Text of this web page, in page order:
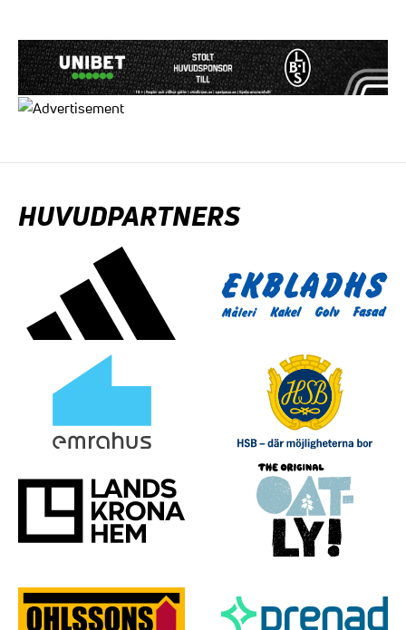
HUVUDPARTNERS